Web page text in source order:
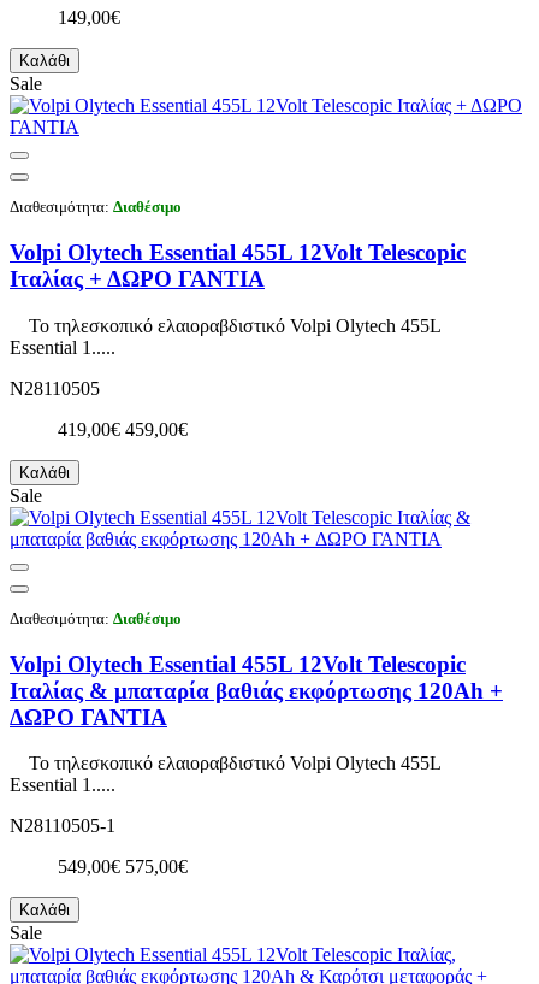
149,00€
Καλάθι
Sale
Διαθεσιμότητα: Διαθέσιμο
Volpi Olytech Essential 455L 12Volt Telescopic
Ιταλίας + ΔΩΡΟ ΓΑΝΤΙΑ
Το τηλεσκοπικό ελαιοραβδιστικό Volpi Olytech 455L
Essential 1.....
N28110505
419,00€ 459,00€
Καλάθι
Sale
Διαθεσιμότητα: Διαθέσιμο
Volpi Olytech Essential 455L 12Volt Telescopic
Ιταλίας & μπαταρία βαθιάς εκφόρτωσης 120Ah +
ΔΩΡΟ ΓΑΝΤΙΑ
Το τηλεσκοπικό ελαιοραβδιστικό Volpi Olytech 455L
Essential 1.....
N28110505-1
549,00€ 575,00€
Καλάθι
Sale